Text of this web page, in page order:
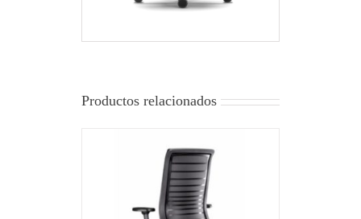
Productos relacionados